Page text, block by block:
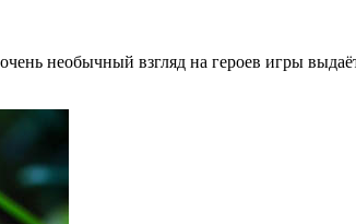
необычный взгляд на героев игры